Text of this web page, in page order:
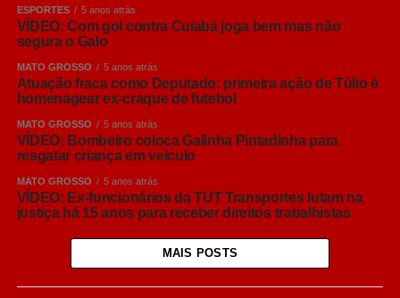
ESPORTES 5 anos atrás
VÍDEO: Com gol contra Cuiabá joga bem mas não
segura o Galo
MATO GROSSO 5 anos atrás
Atuação fraca como Deputado: primeira ação de Túlio é
homenagear ex-craque de futebol
MATO GROSSO 5 anos atrás
VÍDEO: Bombeiro coloca Galinha Pintadinha para
resgatar criança em veículo
MATO GROSSO 5 anos atrás
VÍDEO: Ex-funcionários da TUT Transportes lutam na
justiça há 15 anos para receber direitos trabalhistas
MAIS POSTS